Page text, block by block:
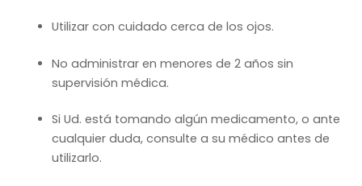
Utilizar con cuidado cerca de los ojos.
No administrar en menores de 2 años sin
supervisión médica.
Si Ud. está tomando algún medicamento, o ante
cualquier duda, consulte a su médico antes de
utilizarlo.